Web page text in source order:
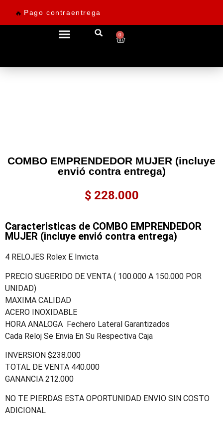
🔥 Pago contraentrega
0
COMBO EMPRENDEDOR MUJER (incluye
envió contra entrega)
$228.000
Caracteristicas de COMBO EMPRENDEDOR
MUJER (incluye envió contra entrega)
4 RELOJES Rolex E Invicta
PRECIO SUGERIDO DE VENTA ( 100.000 A 150.000 POR
UNIDAD)
MAXIMA CALIDAD
ACERO INOXIDABLE
HORA ANALOGA Fechero Lateral Garantizados
Cada Reloj Se Envia En Su Respectiva Caja
INVERSION $238.000
TOTAL DE VENTA 440.000
GANANCIA 212.000
NO TE PIERDAS ESTA OPORTUNIDAD ENVIO SIN COSTO
ADICIONAL